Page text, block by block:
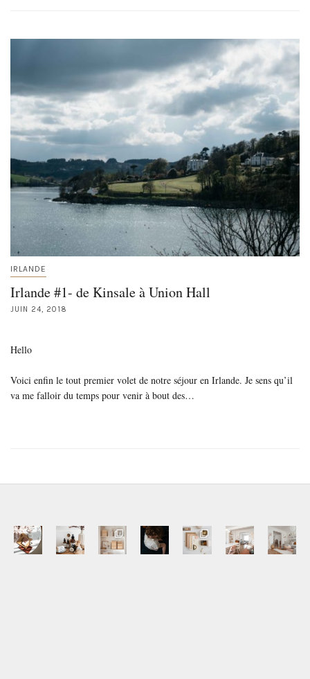
IRLANDE
Irlande #1- de Kinsale à Union Hall
JUIN 24, 2018
Hello
Voici enfin le tout premier volet de notre séjour en Irlande. Je sens qu’il
va me falloir du temps pour venir à bout des…